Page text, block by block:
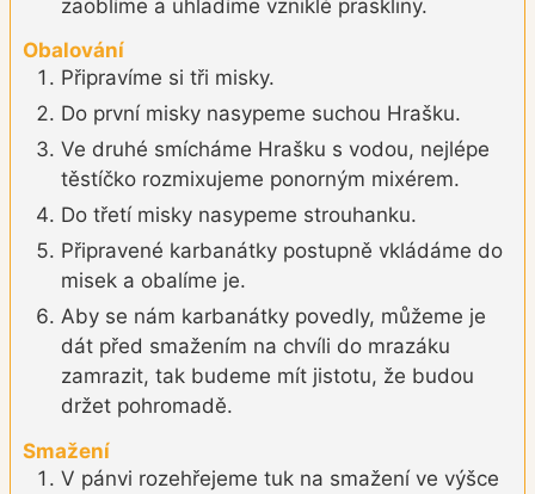
zaoblíme a uhladíme vzniklé praskliny.
Obalování
Připravíme si tři misky.
Do první misky nasypeme suchou Hrašku.
Ve druhé smícháme Hrašku s vodou, nejlépe
těstíčko rozmixujeme ponorným mixérem.
Do třetí misky nasypeme strouhanku.
Připravené karbanátky postupně vkládáme do
misek a obalíme je.
Aby se nám karbanátky povedly, můžeme je
dát před smažením na chvíli do mrazáku
zamrazit, tak budeme mít jistotu, že budou
držet pohromadě.
Smažení
V pánvi rozehřejeme tuk na smažení ve výšce